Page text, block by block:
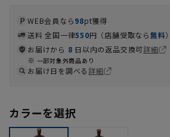
WEB会員なら98pt獲得
送料 全国一律550円（店舗受取なら無料）
お届けから 8 日以内の返品交換可詳細
一部対象外商品あり
お届け日を調べる詳細
カラーを選択